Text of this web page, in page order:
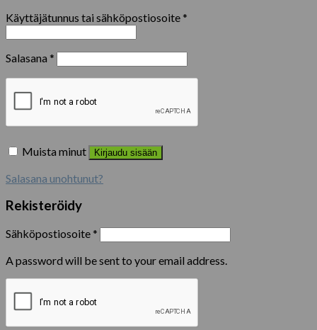
Käyttäjätunnus tai sähköpostiosoite*
Salasana *
Muista minut Kirjaudu sisään
Salasana unohtunut?
Rekisteröidy
Sähköpostiosoite*
A password will be sent to your email address.